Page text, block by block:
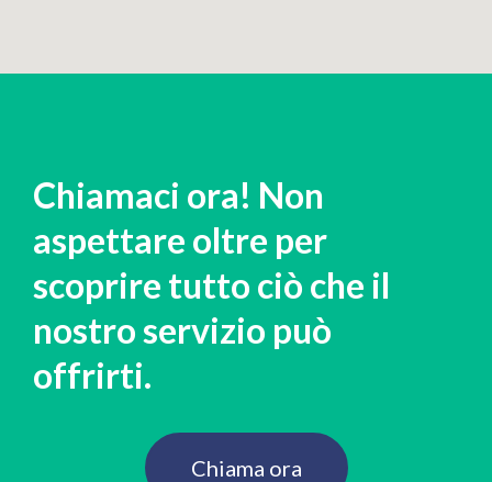
Chiamaci ora! Non
aspettare oltre per
scoprire tutto ciò che il
nostro servizio può
offrirti.
Chiama ora